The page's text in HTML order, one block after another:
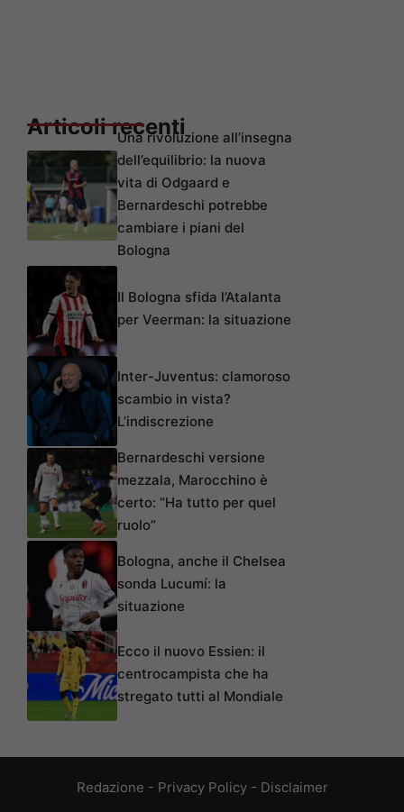
Articoli recentiUna rivoluzione all’insegna
dell’equilibrio: la nuova
vita di Odgaard e
Bernardeschi potrebbe
cambiare i piani del
Bologna
Il Bologna sfida l’Atalanta
per Veerman: la situazione
Inter-Juventus: clamoroso
scambio in vista?
L’indiscrezione
Bernardeschi versione
mezzala, Marocchino è
certo: “Ha tutto per quel
ruolo”
Bologna, anche il Chelsea
sonda Lucumí: la
situazione
Ecco il nuovo Essien: il
centrocampista che ha
stregato tutti al Mondiale
Redazione - Privacy Policy- Disclaimer